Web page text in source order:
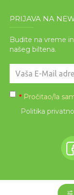
PRIJAVA NA
Budite na vreme
našeg biltena.
* Pročitao/la
Politika